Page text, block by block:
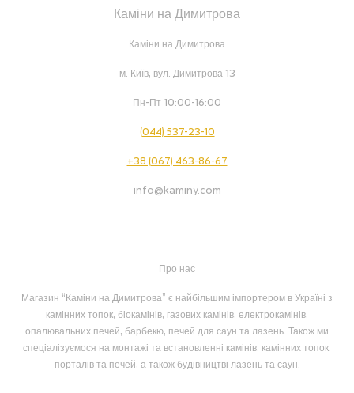
Каміни на Димитрова
Каміни на Димитрова
м. Київ, вул. Димитрова 13
Пн-Пт 10:00-16:00
(044) 537-23-10
+38 (067) 463-86-67
info@kaminy.com
Про нас
Магазин “Каміни на Димитрова” є найбільшим імпортером в Україні з
камінних топок, біокамінів, газових камінів, електрокамінів,
опалювальних печей, барбекю, печей для саун та лазень. Також ми
спеціалізуємося на монтажі та встановленні камінів, камінних топок,
порталів та печей, а також будівництві лазень та саун.